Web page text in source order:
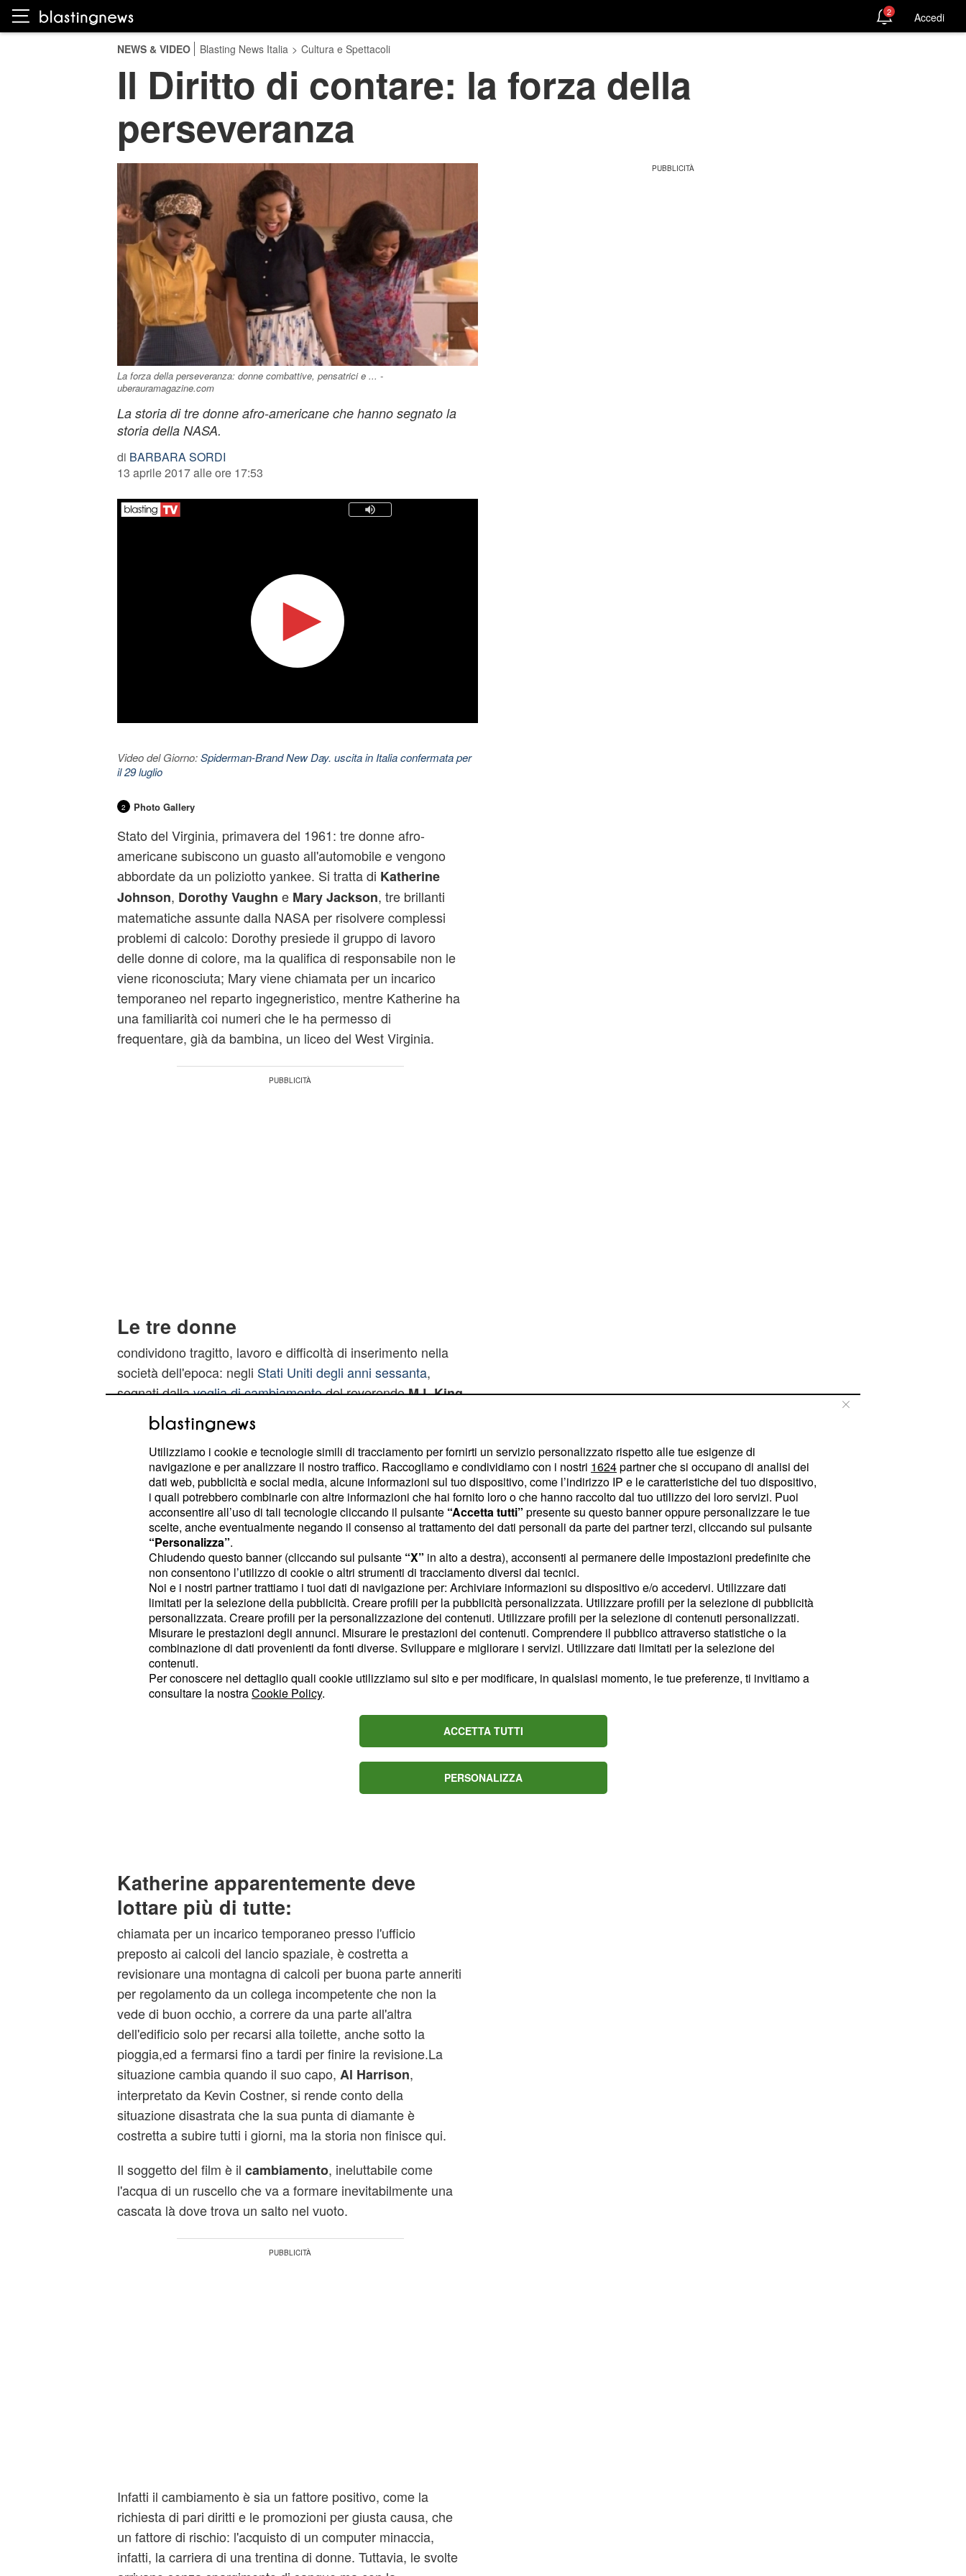
2 Accedi
NEWS & VIDEO Blasting News Italia > Cultura e Spettacoli
Il Diritto di contare: la forza della
perseveranza
La forza della perseveranza: donne combattive, pensatrici e ... -
uberauramagazine.com
La storia di tre donne afro-americane che hanno segnato la
storia della NASA.
di BARBARA SORDI
13 aprile 2017 alle ore 17:53
Video del Giorno:Spiderman-Brand New Day. uscita in Italia confermata per
il 29 luglio
2 Photo Gallery
Stato del Virginia, primavera del 1961: tre donne afro-
americane subiscono un guasto all'automobile e vengono
abbordate da un poliziotto yankee. Si tratta di Katherine
Johnson, Dorothy Vaughn e Mary Jackson, tre brillanti
matematiche assunte dalla NASAper risolvere complessi
problemi di calcolo: Dorothy presiede il gruppo di lavoro
delle donne di colore, ma la qualifica di responsabile non le
viene riconosciuta; Mary viene chiamata per un incarico
temporaneo nel reparto ingegneristico, mentre Katherine ha
una familiarità coi numeri che le ha permesso di
frequentare, già da bambina, un liceo del West Virginia.
Le tre donne
condividono tragitto, lavoro e difficoltà di inserimento nella
società dell'epoca: negli Stati Uniti degli anni sessanta,
segnati dallavoglia di cambiamentodel reverendoM.L.King
e dalla spinta verso il futuro del presidente Kennedy,
Dorothy è costretta a rubare un libro in biblioteca perchè
appartenente alla sezione dei "bianchi". Questo sarà il
sussidio ideale che le permetterà di accedere alla tecnologia
del computer della NASA, e le varrà la promozione che
stava aspettando. L'intraprendente Mary è costretta a
prendere lezioni serali in un liceo per "bianchi", dopo aver
avuto l'appoggio del giudice chiaramente separatista,
andando oltre le regole e oltre le barriere, anche fisiche, e
riuscendo a parlare direttamente al suo cuore.
Katherine apparentemente deve
lottare più di tutte:
chiamata per un incarico temporaneo presso l'ufficio
preposto ai calcoli del lancio spaziale, è costretta a
revisionare una montagna di calcoli per buona parte anneriti
per regolamento da un collega incompetente che non la
vede di buon occhio, a correre da una parte all'altra
dell'edificio solo per recarsi alla toilette, anche sotto la
pioggia,ed a fermarsi fino a tardi per finire la revisione.La
situazione cambia quando il suo capo, Al Harrison,
interpretato da Kevin Costner, si rende conto della
situazione disastrata che la sua punta di diamante è
costretta a subire tutti i giorni, ma la storia non finisce qui.
Il soggetto del film è il cambiamento, ineluttabile come
l'acqua di un ruscello che va a formare inevitabilmente una
cascata là dove trova un salto nel vuoto.
Infatti il cambiamento è sia un fattore positivo, come la
richiesta di pari diritti e le promozioni per giusta causa, che
un fattore di rischio: l'acquisto di un computer minaccia,
infatti, la carriera di una trentina di donne. Tuttavia, le svolte
Utilizziamo i cookie e tecnologie simili di tracciamento per fornirti un servizio personalizzato rispetto alle tue esigenze di
navigazione e per analizzare il nostro traffico. Raccogliamo e condividiamo con i nostri 1624partner che si occupano di analisi dei
dati web, pubblicità e social media, alcune informazioni sul tuo dispositivo, come l’indirizzo IP e le caratteristiche del tuo dispositivo,
i quali potrebbero combinarle con altre informazioni che hai fornito loro o che hanno raccolto dal tuo utilizzo dei loro servizi. Puoi
acconsentire all’uso di tali tecnologie cliccando il pulsante “Accetta tutti” presente su questo banner oppure personalizzare le tue
scelte, anche eventualmente negando il consenso al trattamento dei dati personali da parte dei partner terzi, cliccando sul pulsante
“Personalizza”.
Chiudendo questo banner (cliccando sul pulsante “X” in alto a destra), acconsenti al permanere delle impostazioni predefinite che
non consentono l’utilizzo di cookie o altri strumenti di tracciamento diversi dai tecnici.
Noi e i nostri partner trattiamo i tuoi dati di navigazione per: Archiviare informazioni su dispositivo e/o accedervi. Utilizzare dati
limitati per la selezione della pubblicità. Creare profili per la pubblicità personalizzata. Utilizzare profili per la selezione di pubblicità
personalizzata. Creare profili per la personalizzazione dei contenuti. Utilizzare profili per la selezione di contenuti personalizzati.
Misurare le prestazioni degli annunci. Misurare le prestazioni dei contenuti. Comprendere il pubblico attraverso statistiche o la
combinazione di dati provenienti da fonti diverse. Sviluppare e migliorare i servizi. Utilizzare dati limitati per la selezione dei
contenuti.
Per conoscere nel dettaglio quali cookie utilizziamo sul sito e per modificare, in qualsiasi momento, le tue preferenze, ti invitiamo a
consultare la nostraCookie Policy.
ACCETTA TUTTI
PERSONALIZZA